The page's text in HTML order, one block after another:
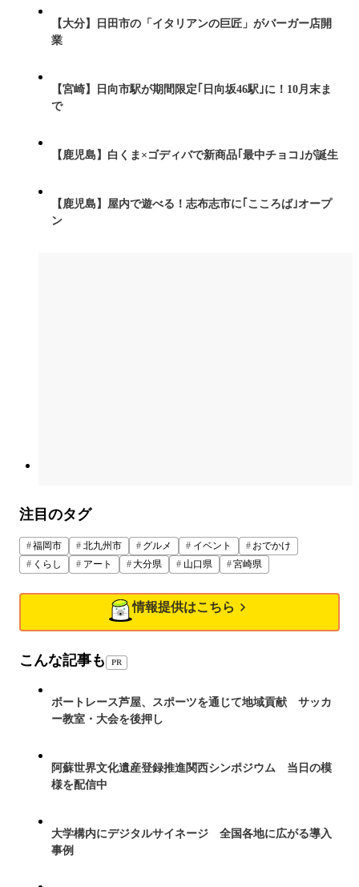
【大分】日田市の「イタリアンの巨匠」がバーガー店開
業
【宮崎】日向市駅が期間限定｢日向坂46駅｣に！10月末ま
で
【鹿児島】白くま×ゴディバで新商品｢最中チョコ｣が誕生
【鹿児島】屋内で遊べる！志布志市に｢こころば｣オープ
ン
注目のタグ
福岡市 北九州市 グルメ イベント
おでかけ
くらし
アート 大分県 山口県 宮崎県
情報提供はこちら
こんな記事も PR
ボートレース芦屋、スポーツを通じて地域貢献 サッカ
ー教室・大会を後押し
阿蘇世界文化遺産登録推進関西シンポジウム 当日の模
様を配信中
大学構内にデジタルサイネージ 全国各地に広がる導入
事例